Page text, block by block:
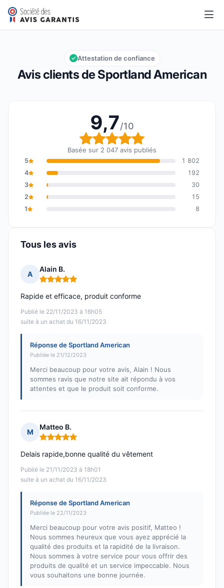
Sportland American
Note globale : 9,7 sur 10
9,7/10
Avis clients de Sportland American
Attestation de confiance
9,7/10
Note globale : 9,7 sur
Basée sur 2 047 avis publiés
5
1 802
4
192
3
30
2
15
1
8
Tous les avis
A
Alain B.
Note : 5 sur 5
Publié le 22/11/2023 à 16h05
suite à un achat du 16/11/2023
Rapide et efficace, produit conforme
Réponse de Sportland American
Publiée le 21/12/2023
Merci beaucoup pour votre avis, Alain ! Nous
sommes ravis que notre site ait répondu à vos
attentes et que le produit soit conforme.
M
Matteo B.
Note : 5 sur 5
Publié le 21/11/2023 à 18h01
suite à un achat du 16/11/2023
Delais rapide,bonne qualité du vêtement
Réponse de Sportland American
Publiée le 22/11/2023
Merci beaucoup pour votre avis positif, Matteo !
Nous sommes heureux que vous ayez apprécié la
qualité des produits et la rapidité de la livraison.
Nous sommes à votre service pour vous offrir des
produits de qualité et un service impeccable. Nous
vous souhaitons une bonne journée.